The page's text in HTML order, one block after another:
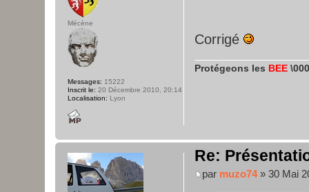
Corrigé
Protégeons les BEE
Mécène
Messages: 15222
Inscrit le: 20 Décembre 2010, 20:14
Localisation: Lyon
Re:
par muzo74» 30 Mai